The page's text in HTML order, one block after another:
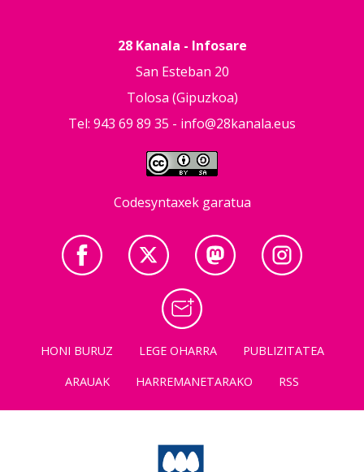
28 Kanala - Infosare
San Esteban 20
Tolosa (Gipuzkoa)
Tel: 943 69 89 35 - info@28kanala.eus
Codesyntaxek garatua
HONI BURUZ LEGE OHARRA
PUBLIZITATEA
ARAUAK
HARREMANETARAKO RSS